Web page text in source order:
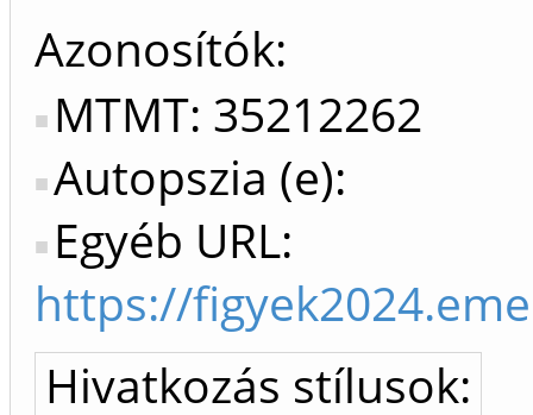
Azonosítók
MTMT: 35212262
Autopszia (e):
Egyéb URL:
https://
Hivatkozás stílusok: